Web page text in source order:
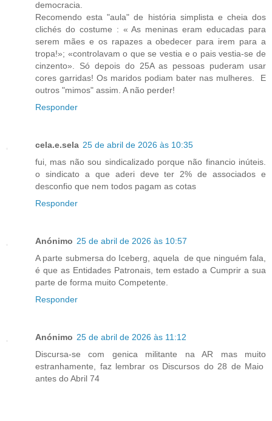
democracia.
Recomendo esta "aula" de história simplista e cheia dos
clichés do costume : « As meninas eram educadas para
serem mães e os rapazes a obedecer para irem para a
tropa!»; «controlavam o que se vestia e o pais vestia-se de
cinzento». Só depois do 25A as pessoas puderam usar
cores garridas! Os maridos podiam bater nas mulheres. E
outros "mimos" assim. A não perder!
Responder
cela.e.sela 25 de abril de 2026 às 10:35
fui, mas não sou sindicalizado porque não financio inúteis.
o sindicato a que aderi deve ter 2% de associados e
desconfio que nem todos pagam as cotas
Responder
Anónimo 25 de abril de 2026 às 10:57
A parte submersa do Iceberg, aquela de que ninguém fala,
é que as Entidades Patronais, tem estado a Cumprir a sua
parte de forma muito Competente.
Responder
Anónimo 25 de abril de 2026 às 11:12
Discursa-se com genica militante na AR mas muito
estranhamente, faz lembrar os Discursos do 28 de Maio
antes do Abril 74